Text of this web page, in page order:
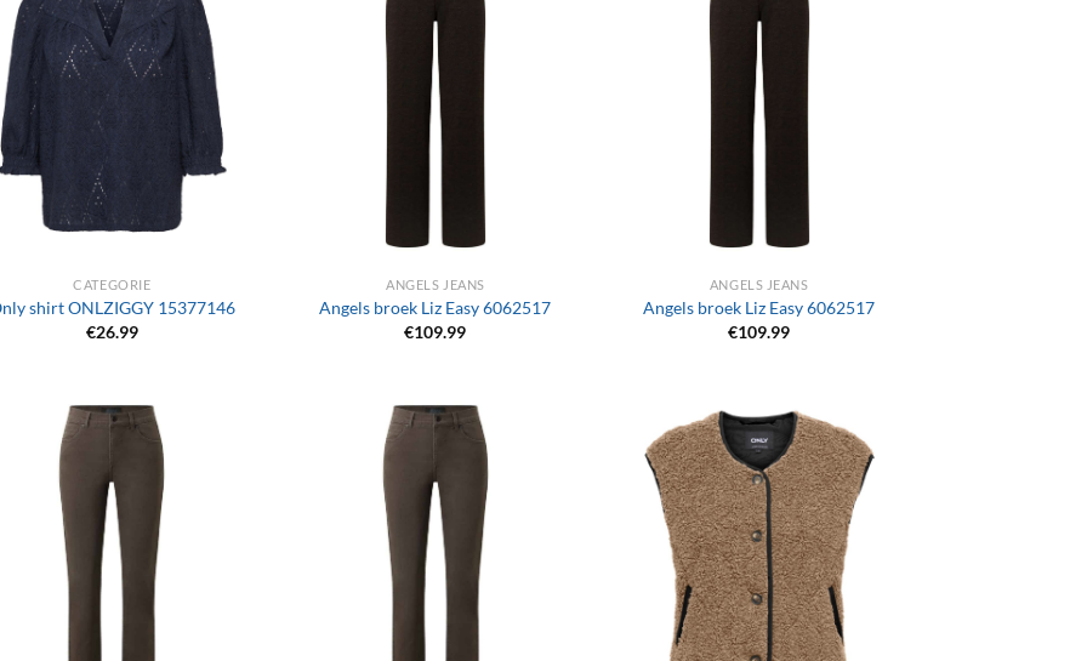
CATEGORIE
shirt ONLZIGGY 15377146
€26.99
ANGELS JEANS
Angels broek Liz Easy 6062517
€109.99
ANGELS JEANS
Angels broek Liz Easy 6062517
€109.99